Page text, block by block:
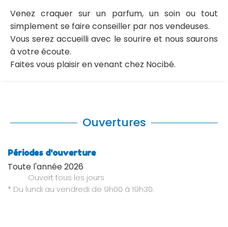
Venez craquer sur un parfum, un soin ou tout
simplement se faire conseiller par nos vendeuses.
Vous serez accueilli avec le sourire et nous saurons
à votre écoute.
Faites vous plaisir en venant chez Nocibé.
Ouvertures
Périodes d'ouverture
Toute l'année 2026
Ouvert tous les jours
* Du lundi au vendredi de 9h00 à 19h30.